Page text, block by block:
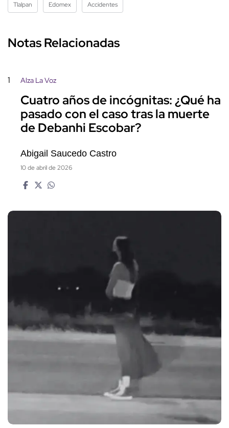
Tlalpan Edomex Accidentes
Notas Relacionadas
1 Alza La Voz
Cuatro años de incógnitas: ¿Qué ha
pasado con el caso tras la muerte
de Debanhi Escobar?
Abigail Saucedo Castro
10 de abril de 2026